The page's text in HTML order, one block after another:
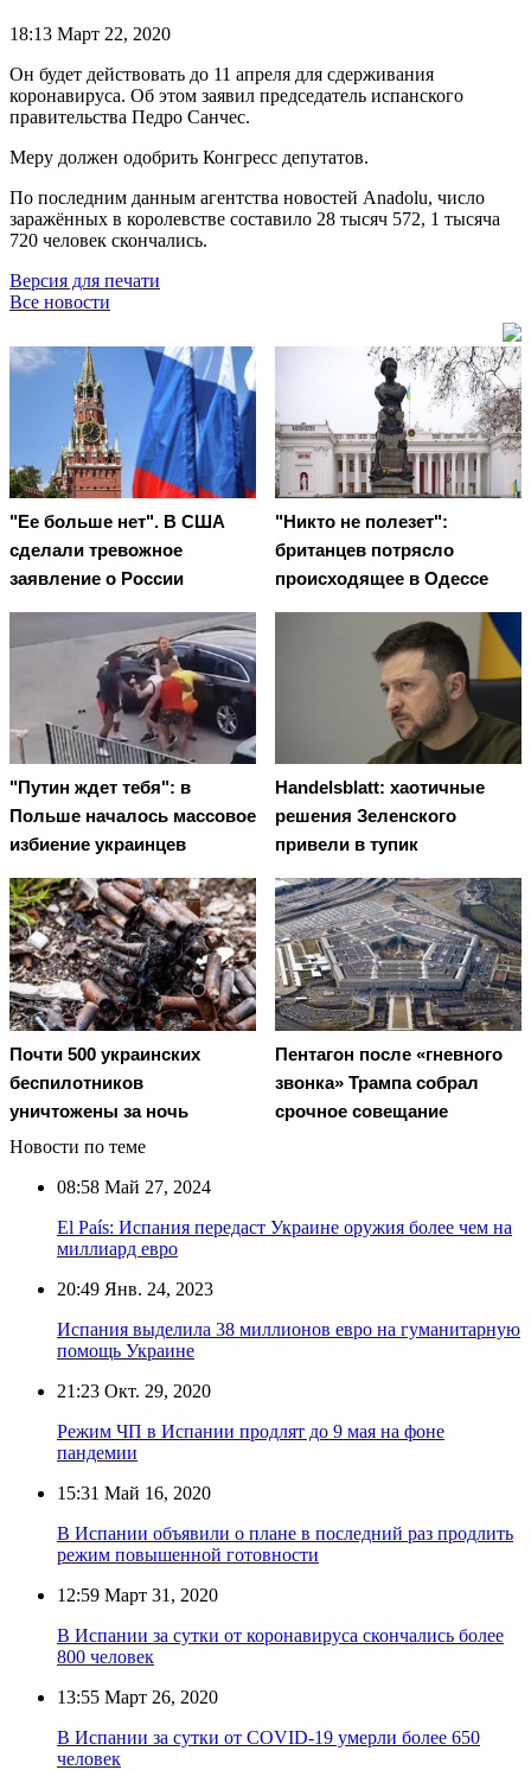
18:13 Март 22, 2020
Он будет действовать до 11 апреля для сдерживания
коронавируса. Об этом заявил председатель испанского
правительства Педро Санчес.
Меру должен одобрить Конгресс депутатов.
По последним данным агентства новостей Anadolu, число
заражённых в королевстве составило 28 тысяч 572, 1 тысяча
720 человек скончались.
Версия для печати
Все новости
"Ее больше нет". В США
сделали тревожное
заявление о России
"Никто не полезет":
британцев потрясло
происходящее в Одессе
"Путин ждет тебя": в
Польше началось массовое
избиение украинцев
Handelsblatt: хаотичные
решения Зеленского
привели в тупик
Почти 500 украинских
беспилотников
уничтожены за ночь
Пентагон после «гневного
звонка» Трампа собрал
срочное совещание
Новости по теме
08:58 Май 27, 2024
El País: Испания передаст Украине оружия более чем на
миллиард евро
20:49 Янв. 24, 2023
Испания выделила 38 миллионов евро на гуманитарную
помощь Украине
21:23 Окт. 29, 2020
Режим ЧП в Испании продлят до 9 мая на фоне
пандемии
15:31 Май 16, 2020
В Испании объявили о плане в последний раз продлить
режим повышенной готовности
12:59 Март 31, 2020
В Испании за сутки от коронавируса скончались более
800 человек
13:55 Март 26, 2020
В Испании за сутки от COVID-19 умерли более 650
человек